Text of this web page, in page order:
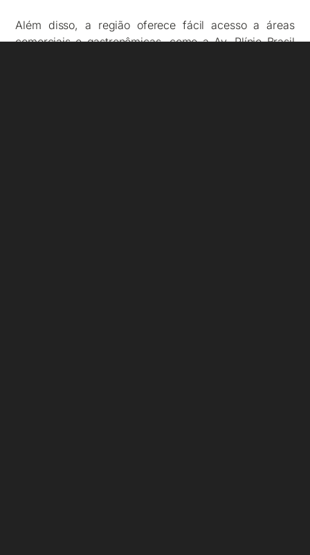
Além disso, a região oferece fácil acesso a áreas
comerciais e gastronômicas, como a Av. Plínio Brasil